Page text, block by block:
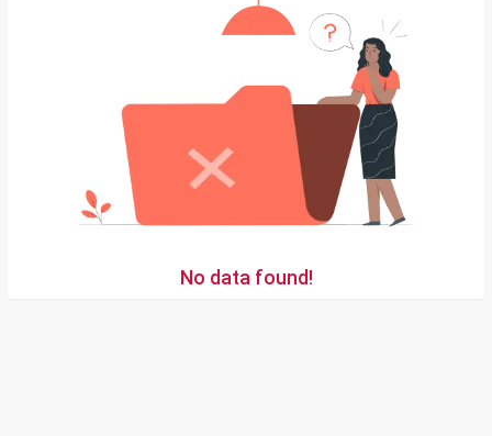
No data found!